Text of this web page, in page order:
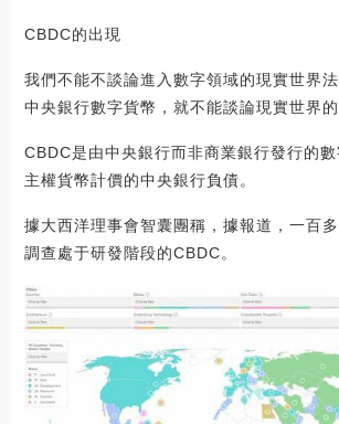
CBDC的出現
我們不能不談論進入數字領域的現實世界
中央銀行數字貨幣，就不能談論現實世界的
CBDC是由中央銀行而非商業銀行發行的
主權貨幣計價的中央銀行負債。
據大西洋理事會智囊團稱，據報道，一百
調查處于研發階段的CBDC。